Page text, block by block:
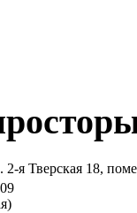
2-я Тверская 18,